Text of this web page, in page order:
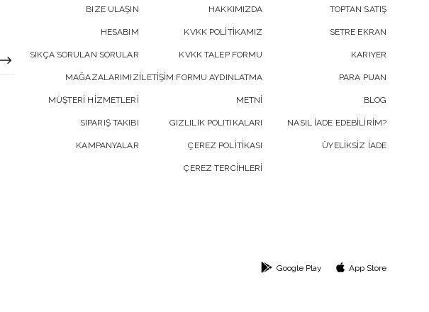
BIZE ULAŞIN
HESABIM
SIKÇA SORULAN SORULAR
MAĞAZALARIMIZ
MÜŞTERİ HİZMETLERİ
SIPARIŞ TAKIBI
KAMPANYALAR
HAKKIMIZDA
KVKK POLİTİKAMIZ
KVKK TALEP FORMU
İLETİŞİM FORMU AYDINLATMA
METNİ
GIZLILIK POLITIKALARI
ÇEREZ POLİTİKASI
ÇEREZ TERCİHLERİ
TOPTAN SATIŞ
SETRE EKRAN
KARIYER
PARA PUAN
BLOG
NASIL İADE EDEBİLİRİM?
ÜYELİKSİZ İADE
Google Play App Store